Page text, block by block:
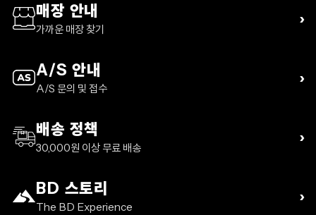
매장 안내
가까운 매장 찾기
›
A/S 안내
A/S 문의 및 접수
›
배송 정책
30,000원 이상 무료 배송
›
BD 스토리
The BD Experience
›